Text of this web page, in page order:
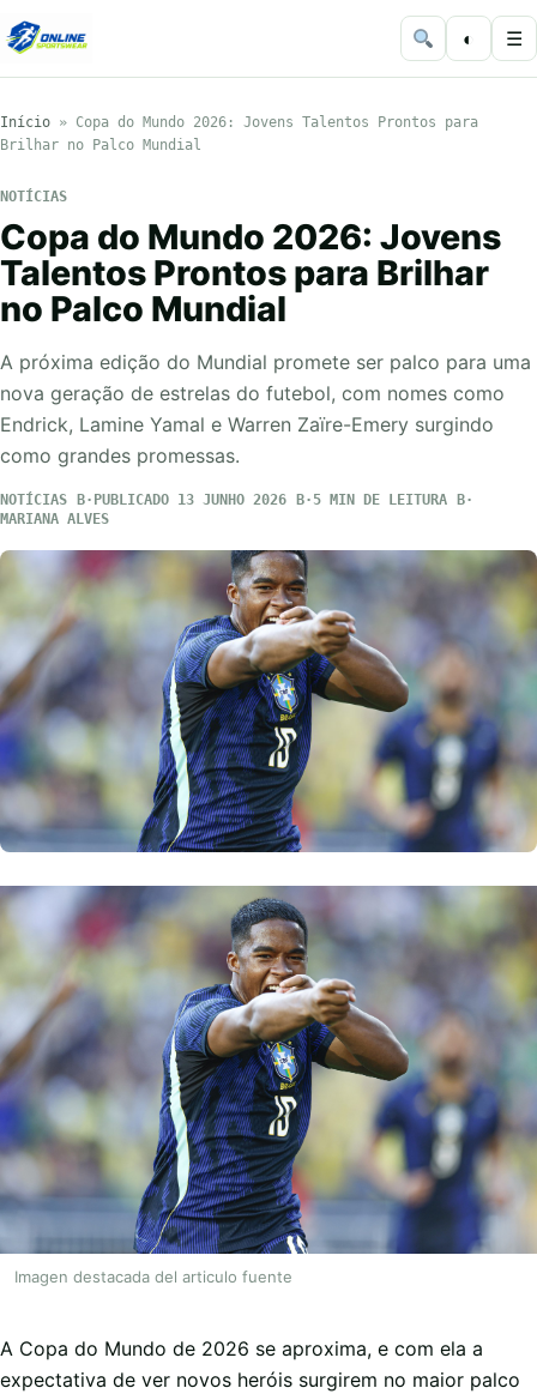
◐ ☰
Início » Copa do Mundo 2026: Jovens Talentos Prontos para
Brilhar no Palco Mundial
NOTÍCIAS
Copa do Mundo 2026: Jovens
Talentos Prontos para Brilhar
no Palco Mundial
A próxima edição do Mundial promete ser palco para uma
nova geração de estrelas do futebol, com nomes como
Endrick, Lamine Yamal e Warren Zaïre-Emery surgindo
como grandes promessas.
NOTÍCIAS PUBLICADO 13 JUNHO 2026
5 MIN DE LEITURA
MARIANA ALVES
Imagen destacada del articulo fuente
A Copa do Mundo de 2026 se aproxima, e com ela a
expectativa de ver novos heróis surgirem no maior palco